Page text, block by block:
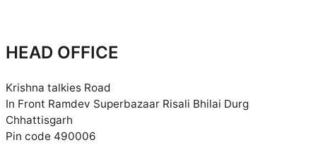
HEAD OFFICE
Krishna talkies Road
In Front Ramdev Superbazaar Risali Bhilai Durg
Chhattisgarh
Pin code 490006